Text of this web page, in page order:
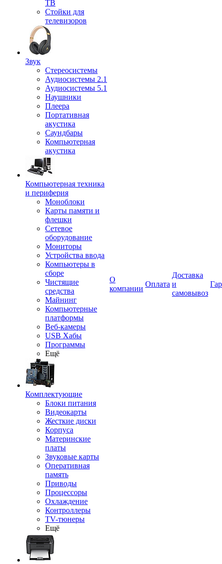
ТВ
Стойки для
телевизоров
Звук
Стереосистемы
Аудиосистемы 2.1
Аудиосистемы 5.1
Наушники
Плеера
Портативная
акустика
Саундбары
Компьютерная
акустика
Компьютерная техника
и периферия
Моноблоки
Карты памяти и
флешки
Сетевое
оборудование
Мониторы
Устройства ввода
Компьютеры в
сборе
Чистящие
средства
Майнинг
Компьютерные
платформы
Веб-камеры
USB Хабы
Программы
Ещё
Комплектующие
Блоки питания
Видеокарты
Жесткие диски
Корпуса
Материнские
платы
Звуковые карты
Оперативная
память
Приводы
Процессоры
Охлаждение
Контроллеры
TV-тюнеры
Ещё
О
компании
Оплата
Доставка
и
самовывоз